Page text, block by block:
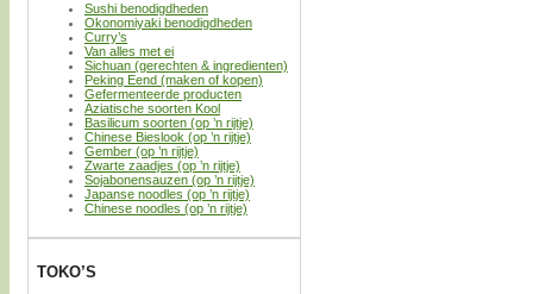
Sushi benodigdheden
Okonomiyaki benodigdheden
Curry’s
Van alles met ei
Sichuan (gerechten & ingredienten)
Peking Eend (maken of kopen)
Gefermenteerde producten
Aziatische soorten Kool
Basilicum soorten (op ’n rijtje)
Chinese Bieslook (op ’n rijtje)
Gember (op ’n rijtje)
Zwarte zaadjes (op ’n rijtje)
Sojabonensauzen (op ’n rijtje)
Japanse noodles (op ’n rijtje)
Chinese noodles (op ’n rijtje)
TOKO’S